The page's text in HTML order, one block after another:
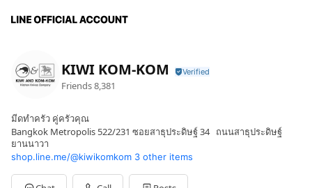
KIWI KOM-KOM
Friends8,381
มีดทำครัว คู่ครัวคุณ
Bangkok Metropolis 522/231 ซอยสาธุประดิษฐ์ 34 ถนนสาธุประดิษฐ์
ยานนาวา
shop.line.me/@kiwikomkom 3 other items